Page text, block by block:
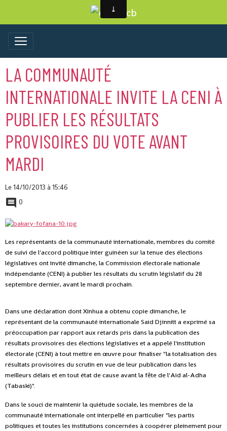
LA COMMUNAUTÉ
INTERNATIONALE INVITE LA CENI À
PUBLIER LES RÉSULTATS
PROVISOIRES DU VOTE AVANT
MARDI
Le 14/10/2013 à 15:46
0
Les représentants de la communauté internationale, membres du comité
de suivi de l'accord politique inter guinéen sur la tenue des élections
législatives ont invité dimanche, la Commission électorale nationale
indépendante (CENI) à publier les résultats du scrutin législatif du 28
septembre dernier, avant le mardi prochain.
Dans une déclaration dont Xinhua a obtenu copie dimanche, le
représentant de la communauté internationale Said Djinnitt a exprimé sa
préoccupation par rapport aux retards pris dans la publication des
résultats provisoires des élections législatives et a appelé l'institution
électorale (CENI) à tout mettre en œuvre pour finaliser "la totalisation des
résultats provisoires du scrutin en vue de leur publication dans les
meilleurs délais et en tout état de cause avant la fête de l'Aid al-Adha
(Tabaski)".
Dans le souci de maintenir la quiétude sociale, les membres de la
communauté internationale ont interpellé en particulier "les partis
politiques et toutes les institutions concernées à coopérer pleinement pour